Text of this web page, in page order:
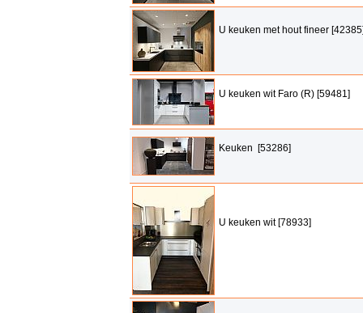
U keuken met hout fineer
U keuken wit Faro (R) [59481]
Keuken [53286]
U keuken wit [78933]